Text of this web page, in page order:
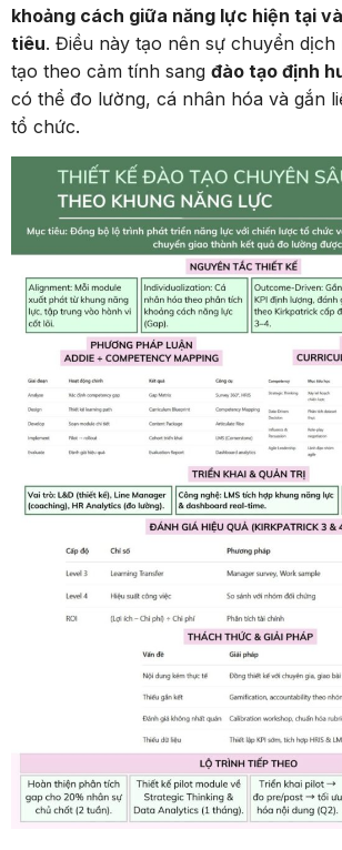
khoảng cách giữa năng lực hiện tại
tiêu. Điều này tạo nên sự chuyển dịch
tạo theo cảm tính sang đào tạo định
có thể đo lường, cá nhân hóa và gắn
tổ chức.